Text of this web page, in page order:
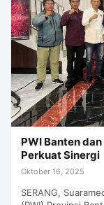
PWI Banten
Perkuat Sinergi
Oktober 16, 2025
SERANG,